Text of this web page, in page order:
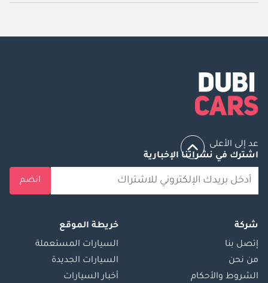
يبدأ سعر سيارة تسلا موديل اكس مستعملة في دبي 72,600.
عد إلى الأعلى
اشترك في نشراتنا الإخبارية
انضم
شركة
إتصل بنا
من نحن
الشروط والأحكام
خريطة الموقع
السيارات المستعملة
السيارات الجديدة
أخبار السيارات